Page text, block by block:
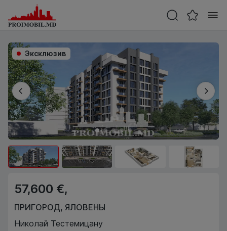
Эксклюзив
57,600 €,
ПРИГОРОД, ЯЛОВЕНЫ
Николай Тестемицану